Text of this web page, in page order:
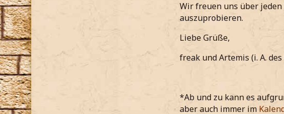
Wir freuen uns über
auszuprobieren.
Liebe Grüße,
freak und Artemis (i. A. des
*Ab und zu kann es
aber auch immer im